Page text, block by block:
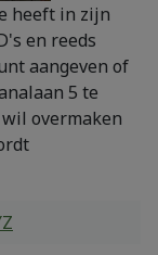
heeft in zijn
en reeds
aangeven of
5 te
overmaken
Z